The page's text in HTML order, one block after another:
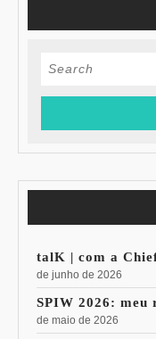
Search
talK | com a
de junho de 2026
SPIW 2026: meu
de maio de 2026